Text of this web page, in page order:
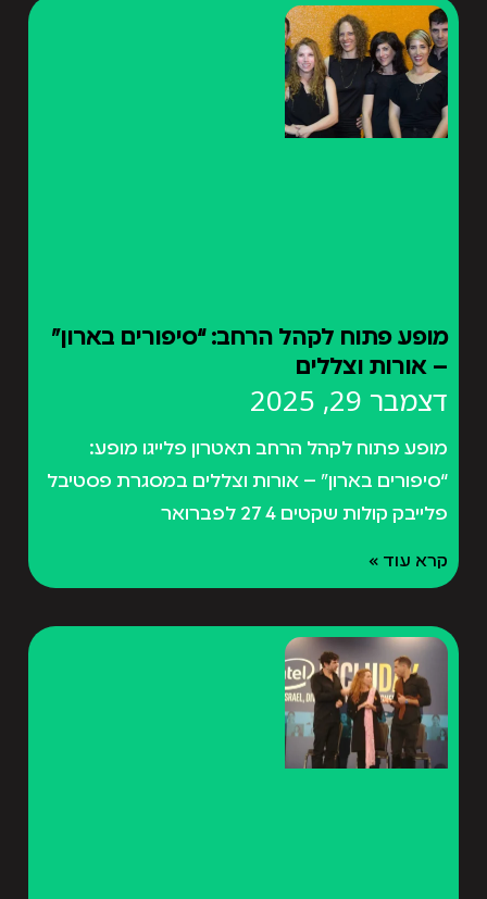
מופע פתוח לקהל הרחב: “סיפורים בארון”
– אורות וצללים
דצמבר 29, 2025
מופע פתוח לקהל הרחב תאטרון פלייגו מופע:
“סיפורים בארון” – אורות וצללים במסגרת פסטיבל
פלייבק קולות שקטים 4 27 לפברואר
קרא עוד »